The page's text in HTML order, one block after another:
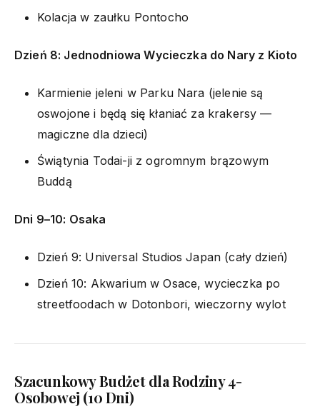
Kolacja w zaułku Pontocho
Dzień 8: Jednodniowa Wycieczka do Nary z Kioto
Karmienie jeleni w Parku Nara (jelenie są
oswojone i będą się kłaniać za krakersy —
magiczne dla dzieci)
Świątynia Todai-ji z ogromnym brązowym
Buddą
Dni 9–10: Osaka
Dzień 9: Universal Studios Japan (cały dzień)
Dzień 10: Akwarium w Osace, wycieczka po
streetfoodach w Dotonbori, wieczorny wylot
Szacunkowy Budżet dla Rodziny 4-
Osobowej (10 Dni)